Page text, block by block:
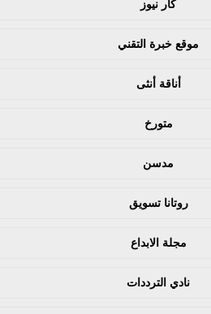
كار نيوز
موقع خبرة التقني
أناقة أنثى
متورخ
مدسن
روتانا تسويق
مجلة الابداع
نادي الترددات